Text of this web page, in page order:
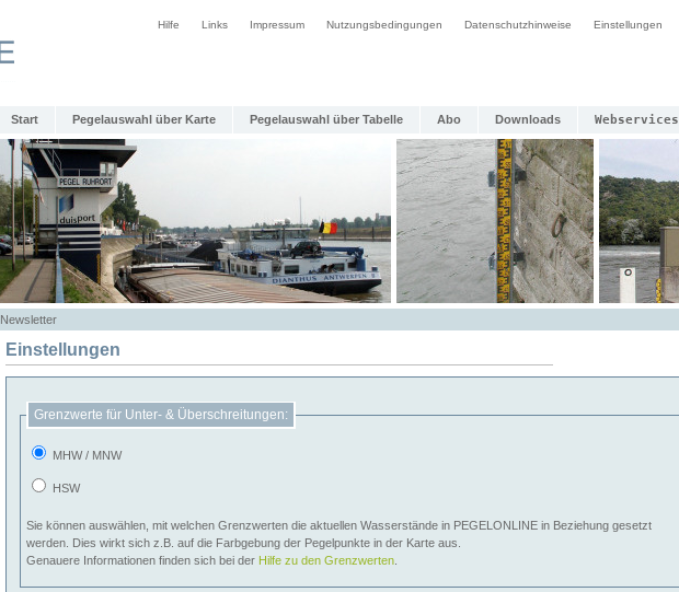
Hilfe Links Impressum Nutzungsbedingungen Datenschutzhinweise Einstellungen
Start Pegelauswahl über Karte Pegelauswahl über Tabelle Abo Downloads Webservices
Newsletter
Einstellungen
Grenzwerte für Unter- & Überschreitungen:
MHW / MNW
HSW
Sie können auswählen, mit welchen Grenzwerten die aktuellen Wasserstände in PEGELONLINE in Beziehung gesetzt
werden. Dies wirkt sich z.B. auf die Farbgebung der Pegelpunkte in der Karte aus.
Genauere Informationen finden sich bei der Hilfe zu den Grenzwerten